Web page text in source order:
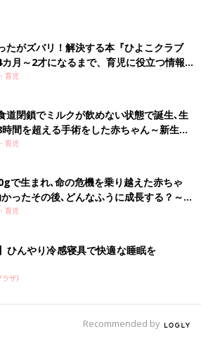
ぎの泣き」もあるということを頭に入れ
き合ってみましょう。（取材・文：ひよ
会福祉法人若楠・若楠児童発達支援セン
」で過去に公開されたもので
たがズバリ！解決する本『ひよこクラブ
月～2才になるまで、育児に役立つ情報が
育児
道閉鎖でミルクが飲めない状態で誕生､生
間を超える手術をした赤ちゃん～新生児
から～【新生児科医･豊島勝昭】
育児
で生まれ､命の危機を乗り越えた赤ちゃ
ったその後､どんなふうに成長する？～新
現場から～【新生児科医・豊島勝昭】
育児
ひんやり冷感寝具で快適な睡眠を
ラザ)
Recommended by